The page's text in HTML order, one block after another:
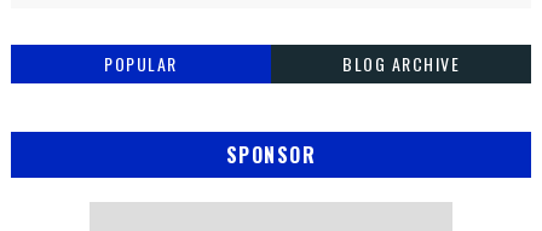
POPULAR BLOG ARCHIVE
SPONSOR